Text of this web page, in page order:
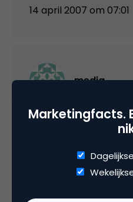
14 april 2007 om 07:01
media
Zie ook mijn eerdere
heeft DoubleClick
op dit moment
groter te maken.
Marketingfacts.